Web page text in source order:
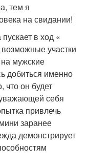
тем я
на свидании!
в ход «
участки
на мужские
добиться именно
что он будет
уважающей себя
привлечь
заранее
демонстрирует